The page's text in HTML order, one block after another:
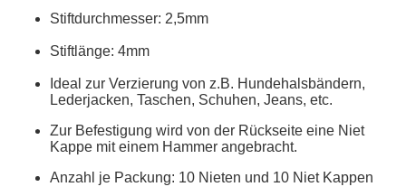
Stiftdurchmesser: 2,5mm
Stiftlänge: 4mm
Ideal zur Verzierung von z.B. Hundehalsbändern,
Lederjacken, Taschen, Schuhen, Jeans, etc.
Zur Befestigung wird von der Rückseite eine Niet
Kappe mit einem Hammer angebracht.
Anzahl je Packung: 10 Nieten und 10 Niet Kappen